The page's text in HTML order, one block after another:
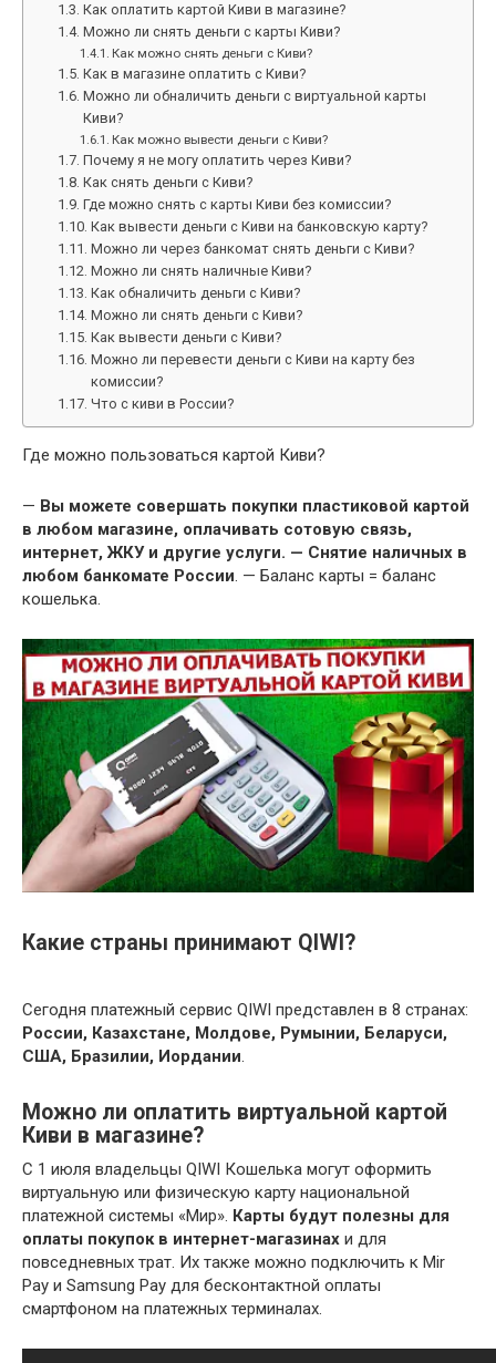
Как оплатить картой Киви в магазине?
Можно ли снять деньги с карты Киви?
Как можно снять деньги с Киви?
Как в магазине оплатить с Киви?
Можно ли обналичить деньги с виртуальной карты
Киви?
Как можно вывести деньги с Киви?
Почему я не могу оплатить через Киви?
Как снять деньги с Киви?
Где можно снять с карты Киви без комиссии?
Как вывести деньги с Киви на банковскую карту?
Можно ли через банкомат снять деньги с Киви?
Можно ли снять наличные Киви?
Как обналичить деньги с Киви?
Можно ли снять деньги с Киви?
Как вывести деньги с Киви?
Можно ли перевести деньги с Киви на карту без
комиссии?
Что с киви в России?
Где можно пользоваться картой Киви?
— Вы можете совершать покупки пластиковой картой
в любом магазине, оплачивать сотовую связь,
интернет, ЖКУ и другие услуги. — Снятие наличных в
любом банкомате России. — Баланс карты = баланс
кошелька.
Какие страны принимают QIWI?
Сегодня платежный сервис QIWI представлен в 8 странах:
России, Казахстане, Молдове, Румынии, Беларуси,
США, Бразилии, Иордании.
Можно ли оплатить виртуальной картой
Киви в магазине?
С 1 июля владельцы QIWI Кошелька могут оформить
виртуальную или физическую карту национальной
платежной системы «Мир». Карты будут полезны для
оплаты покупок в интернет-магазинах и для
повседневных трат. Их также можно подключить к Mir
Pay и Samsung Pay для бесконтактной оплаты
смартфоном на платежных терминалах.